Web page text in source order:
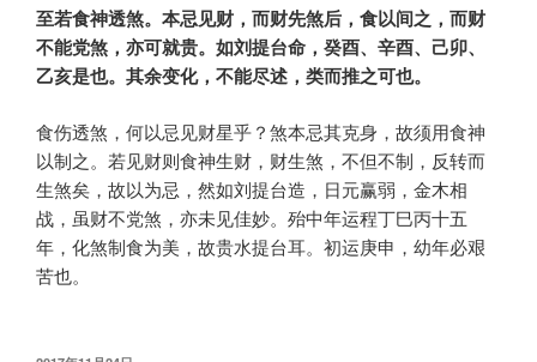
至若食神透煞。本忌见财，而财先煞后，食以间之，而财
不能党煞，亦可就贵。如刘提台命，癸酉、辛酉、己卯、
乙亥是也。其余变化，不能尽述，类而推之可也。
食伤透煞，何以忌见财星乎？煞本忌其克身，故须用食神
以制之。若见财则食神生财，财生煞，不但不制，反转而
生煞矣，故以为忌，然如刘提台造，日元赢弱，金木相
战，虽财不党煞，亦未见佳妙。殆中年运程丁巳丙十五
年，化煞制食为美，故贵水提台耳。初运庚申，幼年必艰
苦也。